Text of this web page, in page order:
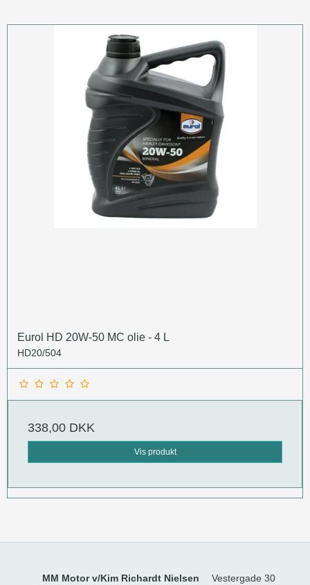
Eurol HD 20W-50 MC olie - 4 L
HD20/504
338,00 DKK
Vis produkt
MM Motor v/Kim Richardt Nielsen
Vestergade 30